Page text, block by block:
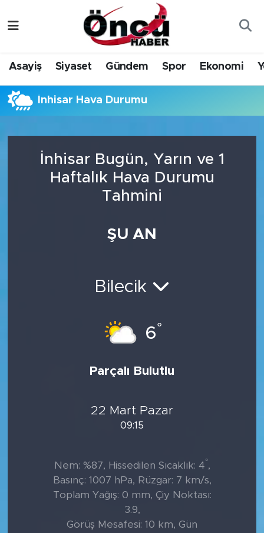
Asayiş Siyaset Gündem Spor Ekonomi
İnhisar Hava Durumu
İnhisar Bugün, Yarın ve 1
Haftalık Hava Durumu
Tahmini
ŞU AN
Bilecik
6°
Parçalı Bulutlu
22 Mart Pazar
09:15
Nem: %87, Hissedilen Sıcaklık: 4°,
Basınç: 1007 hPa, Rüzgar: 7 km/s,
Toplam Yağış: 0 mm, Çiy Noktası:
3.9,
Görüş Mesafesi: 10 km, Gün
Gündem
Sağlık & Çevre
Spor
Siyaset
Düzce Nöbetçi Eczaneler
Düzce Hava Durumu
Düzce Namaz Vakitleri
Düzce Trafik Yoğunluk Haritası
Süper Lig Puan Durumu ve Fikstür
Tüm Manşetler